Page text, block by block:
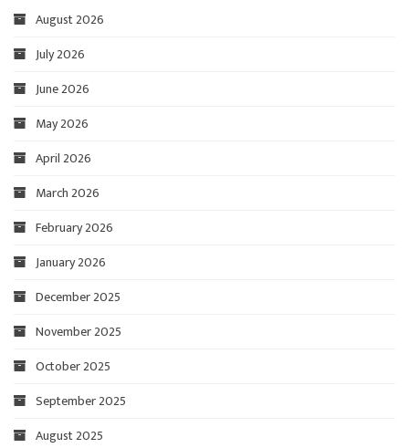
August 2026
July 2026
June 2026
May 2026
April 2026
March 2026
February 2026
January 2026
December 2025
November 2025
October 2025
September 2025
August 2025